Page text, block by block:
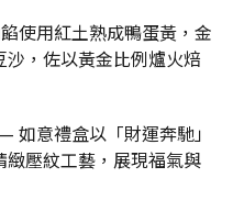
使用紅土熟成鴨蛋黃，金
，佐以黃金比例爐火焙
如意禮盒以「財運奔馳」
壓紋工藝，展現福氣與